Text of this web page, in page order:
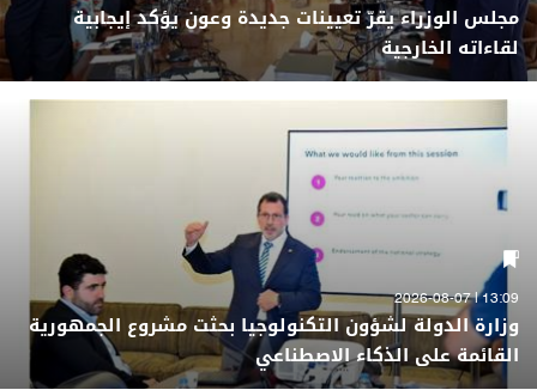
مجلس الوزراء يقرّ تعيينات جديدة وعون يؤكد إيجابية
لقاءاته الخارجية
13:09 | 2026-08-07
وزارة الدولة لشؤون التكنولوجيا بحثت مشروع الجمهورية
القائمة على الذكاء الاصطناعي